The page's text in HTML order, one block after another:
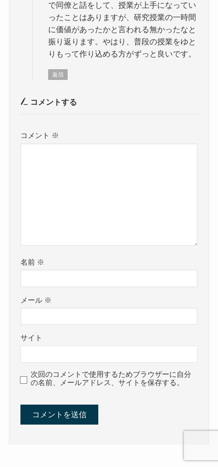
で同僚と話をして、授業が上手になってい
ったことはありますが、研究授業の一時間
に価値があったかと言われる無かったなと
振り返ります。やはり、普段の授業をゆと
りもって作り込める方がずっと良いです。
返信
コメントする
コメント ※
名前 ※
メール ※
サイト
次回のコメントで使用するためブラウザーに自分
の名前、メールアドレス、サイトを保存する。